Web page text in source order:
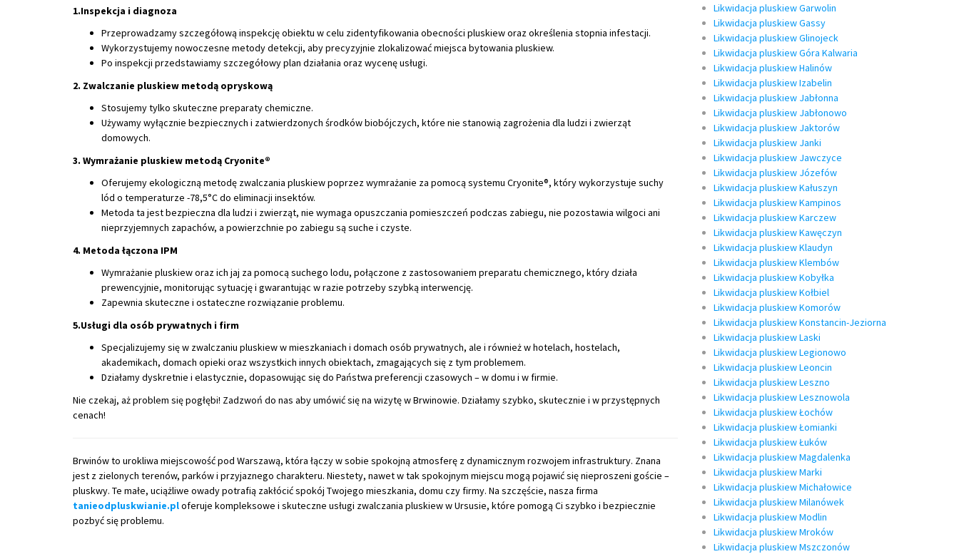
1.Inspekcja i diagnoza
Przeprowadzamy szczegółową inspekcję obiektu w celu zidentyfikowania obecności pluskiew oraz określenia stopnia infestacji.
Wykorzystujemy nowoczesne metody detekcji, aby precyzyjnie zlokalizować miejsca bytowania pluskiew.
Po inspekcji przedstawiamy szczegółowy plan działania oraz wycenę usługi.
2. Zwalczanie pluskiew metodą opryskową
Stosujemy tylko skuteczne preparaty chemiczne.
Używamy wyłącznie bezpiecznych i zatwierdzonych środków biobójczych, które nie stanowią zagrożenia dla ludzi i zwierząt
domowych.
3. Wymrażanie pluskiew metodą Cryonite®
Oferujemy ekologiczną metodę zwalczania pluskiew poprzez wymrażanie za pomocą systemu Cryonite®, który wykorzystuje suchy
lód o temperaturze -78,5°C do eliminacji insektów.
Metoda ta jest bezpieczna dla ludzi i zwierząt, nie wymaga opuszczania pomieszczeń podczas zabiegu, nie pozostawia wilgoci ani
nieprzyjemnych zapachów, a powierzchnie po zabiegu są suche i czyste.
4. Metoda łączona IPM
Wymrażanie pluskiew oraz ich jaj za pomocą suchego lodu, połączone z zastosowaniem preparatu chemicznego, który działa
prewencyjnie, monitorując sytuację i gwarantując w razie potrzeby szybką interwencję.
Zapewnia skuteczne i ostateczne rozwiązanie problemu.
5.Usługi dla osób prywatnych i firm
Specjalizujemy się w zwalczaniu pluskiew w mieszkaniach i domach osób prywatnych, ale i również w hotelach, hostelach,
akademikach, domach opieki oraz wszystkich innych obiektach, zmagających się z tym problemem.
Działamy dyskretnie i elastycznie, dopasowując się do Państwa preferencji czasowych – w domu i w firmie.
Nie czekaj, aż problem się pogłębi! Zadzwoń do nas aby umówić się na wizytę w Brwinowie. Działamy szybko, skutecznie i w przystępnych
cenach!
Brwinów to urokliwa miejscowość pod Warszawą, która łączy w sobie spokojną atmosferę z dynamicznym rozwojem infrastruktury. Znana
jest z zielonych terenów, parków i przyjaznego charakteru. Niestety, nawet w tak spokojnym miejscu mogą pojawić się nieproszeni goście –
pluskwy. Te małe, uciążliwe owady potrafią zakłócić spokój Twojego mieszkania, domu czy firmy. Na szczęście, nasza firma
tanieodpluskwianie.ploferuje kompleksowe i skuteczne usługi zwalczania pluskiew w Ursusie, które pomogą Ci szybko i bezpiecznie
pozbyć się problemu.
Likwidacja pluskiew Garwolin
Likwidacja pluskiew Gassy
Likwidacja pluskiew Glinojeck
Likwidacja pluskiew Góra Kalwaria
Likwidacja pluskiew Halinów
Likwidacja pluskiew Izabelin
Likwidacja pluskiew Jabłonna
Likwidacja pluskiew Jabłonowo
Likwidacja pluskiew Jaktorów
Likwidacja pluskiew Janki
Likwidacja pluskiew Jawczyce
Likwidacja pluskiew Józefów
Likwidacja pluskiew Kałuszyn
Likwidacja pluskiew Kampinos
Likwidacja pluskiew Karczew
Likwidacja pluskiew Kawęczyn
Likwidacja pluskiew Klaudyn
Likwidacja pluskiew Klembów
Likwidacja pluskiew Kobyłka
Likwidacja pluskiew Kołbiel
Likwidacja pluskiew Komorów
Likwidacja pluskiew Konstancin-Jeziorna
Likwidacja pluskiew Laski
Likwidacja pluskiew Legionowo
Likwidacja pluskiew Leoncin
Likwidacja pluskiew Leszno
Likwidacja pluskiew Lesznowola
Likwidacja pluskiew Łochów
Likwidacja pluskiew Łomianki
Likwidacja pluskiew Łuków
Likwidacja pluskiew Magdalenka
Likwidacja pluskiew Marki
Likwidacja pluskiew Michałowice
Likwidacja pluskiew Milanówek
Likwidacja pluskiew Modlin
Likwidacja pluskiew Mroków
Likwidacja pluskiew Mszczonów